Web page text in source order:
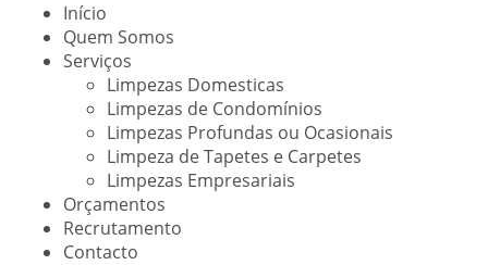
Início
Quem Somos
Serviços
Limpezas Domesticas
Limpezas de Condomínios
Limpezas Profundas ou Ocasionais
Limpeza de Tapetes e Carpetes
Limpezas Empresariais
Orçamentos
Recrutamento
Contacto